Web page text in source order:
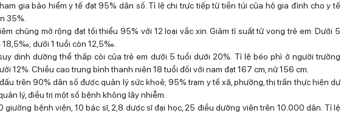
gia bảo hiểm y tế đạt 95% dân số. Tỉ lệ chi trực tiếp từ tiền túi của hộ gia đình cho y tế
35%.
chủng mở rộng đạt tối thiểu 95% với 12 loại vắc xin. Giảm tỉ suất tử vong trẻ em: Dưới 5
18,5‰; dưới 1 tuổi còn 12,5‰.
dinh dưỡng thể thấp còi của trẻ em dưới 5 tuổi dưới 20%. Tỉ lệ béo phì ở người trưởng
12%. Chiều cao trung bình thanh niên 18 tuổi đối với nam đạt 167 cm, nữ 156 cm.
trên 90% dân số được quản lý sức khoẻ; 95% trạm y tế xã, phường, thị trấn thực hiện dự
lý, điều trị một số bệnh không lây nhiễm.
giường bệnh viện, 10 bác sĩ, 2,8 dược sĩ đại học, 25 điều dưỡng viên trên 10.000 dân. Tỉ lệ